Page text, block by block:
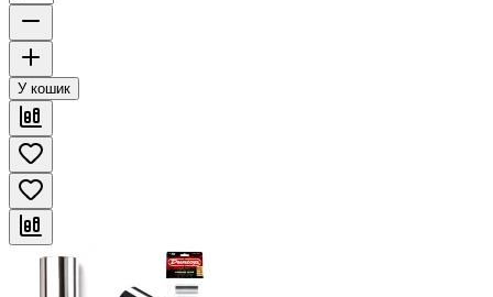
У кошик